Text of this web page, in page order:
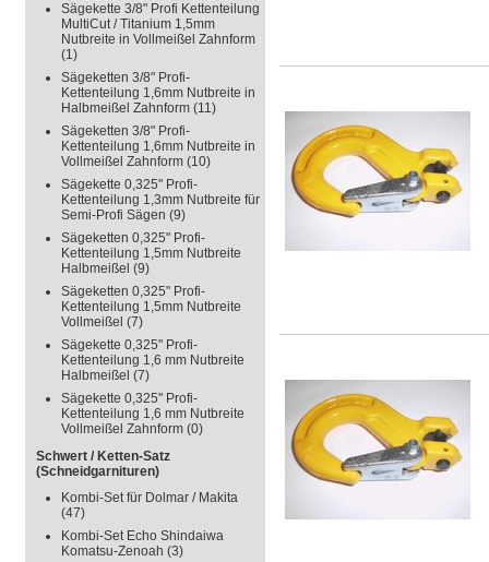
Sägekette 3/8" Profi Kettenteilung
MultiCut / Titanium 1,5mm
Nutbreite in Vollmeißel Zahnform
(1)
Sägeketten 3/8" Profi-
Kettenteilung 1,6mm Nutbreite in
Halbmeißel Zahnform (11)
Sägeketten 3/8" Profi-
Kettenteilung 1,6mm Nutbreite in
Vollmeißel Zahnform (10)
Sägekette 0,325" Profi-
Kettenteilung 1,3mm Nutbreite für
Semi-Profi Sägen (9)
Sägeketten 0,325" Profi-
Kettenteilung 1,5mm Nutbreite
Halbmeißel (9)
Sägeketten 0,325" Profi-
Kettenteilung 1,5mm Nutbreite
Vollmeißel (7)
Sägekette 0,325" Profi-
Kettenteilung 1,6 mm Nutbreite
Halbmeißel (7)
Sägekette 0,325" Profi-
Kettenteilung 1,6 mm Nutbreite
Vollmeißel Zahnform (0)
Schwert / Ketten-Satz
(Schneidgarnituren)
Kombi-Set für Dolmar / Makita
(47)
Kombi-Set Echo Shindaiwa
Komatsu-Zenoah (3)